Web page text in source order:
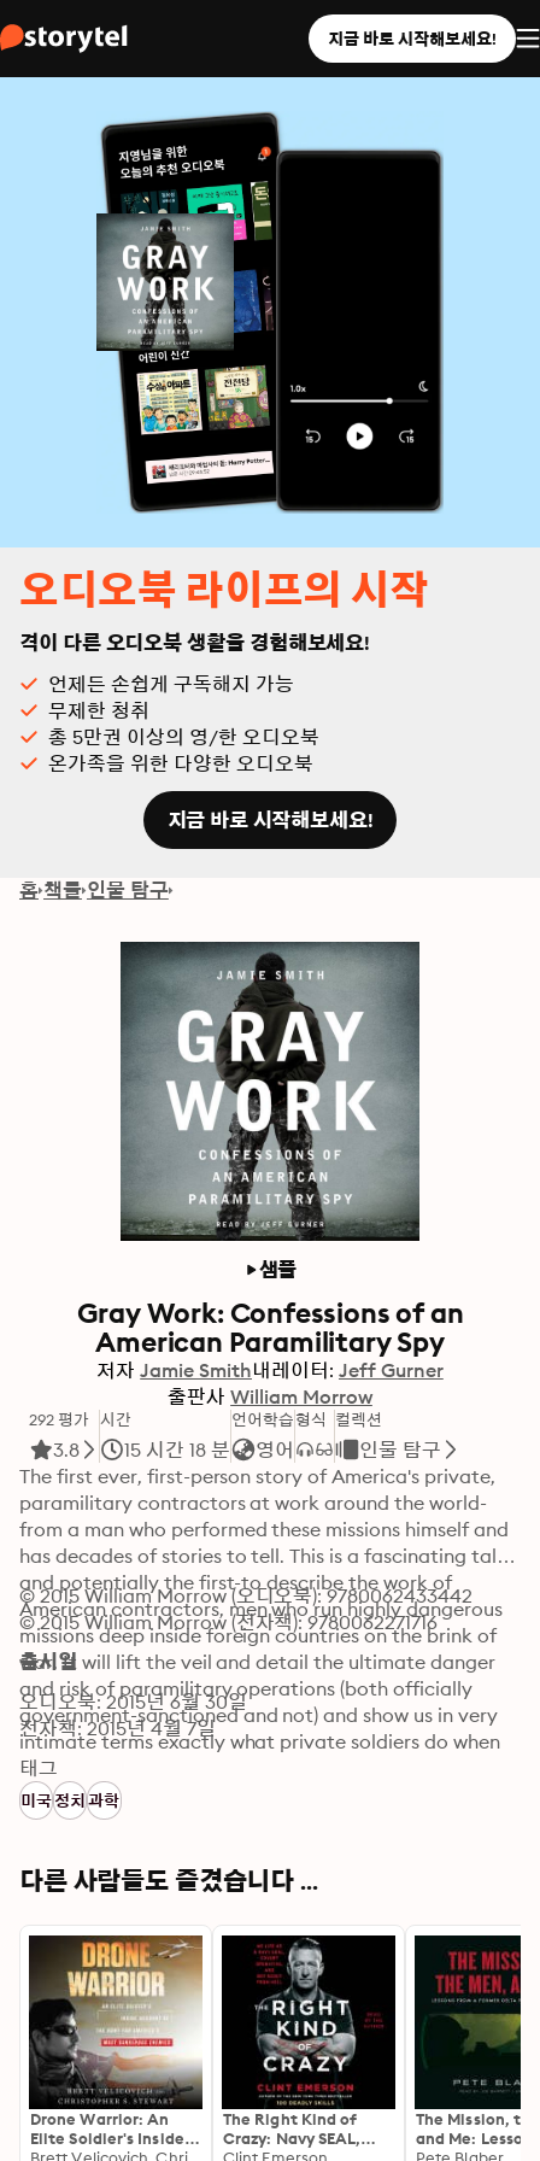
지금 바로 시작해보세요!
오디오북 라이프의 시작
격이 다른 오디오북 생활을 경험해보세요!
언제든 손쉽게 구독해지 가능
무제한 청취
총 5만권 이상의 영/한 오디오북
온가족을 위한 다양한 오디오북
지금 바로 시작해보세요!
홈 책들 인물 탐구
샘플
Gray Work: Confessions of an
American Paramilitary Spy
저자 Jamie Smith내레이터: Jeff Gurner
출판사 William Morrow
292 평가
3.8
시간
15 시간 18 분
언어학습
영어
형식 컬렉션
인물 탐구
The first ever, first-person story of America's private,
paramilitary contractors at work around the world-
from a man who performed these missions himself and
has decades of stories to tell. This is a fascinating tale-
and potentially the first-to describe the work of
American contractors, men who run highly dangerous
missions deep inside foreign countries on the brink of
war. It will lift the veil and detail the ultimate danger
and risk of paramilitary operations (both officially
government-sanctioned and not) and show us in very
intimate terms exactly what private soldiers do when
the government can't act or take public responsibility.
GRAY WORK combines covert military intelligence with
boots-on-the-ground realism, following Jamie Smith
Department, to his co-founding of Blackwater
Smith's initial vision has undeniably shaped and
transformed a decade of war. He argues that this gray
area-and its warriors who occupy the controversial
space between public and private-has become an
indispensable element of the modern battlefield.
© 2015 William Morrow (오디오북): 9780062433442
© 2015 William Morrow (전자책): 9780062271716
출시일
오디오북: 2015년 6월 30일
전자책: 2015년 4월 7일
태그
미국정치과학
다른 사람들도 즐겼습니다 ...
Drone Warrior: An
Elite Soldier's Inside
The Right Kind of
Crazy: Navy SEAL,
The Mission,
and Me: